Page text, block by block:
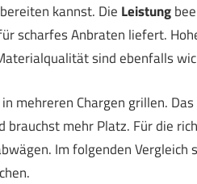
kannst. Die Leistung
scharfes Anbraten liefert.
sind ebenfalls
mehreren Chargen grillen.
mehr Platz. Für die
Im folgenden